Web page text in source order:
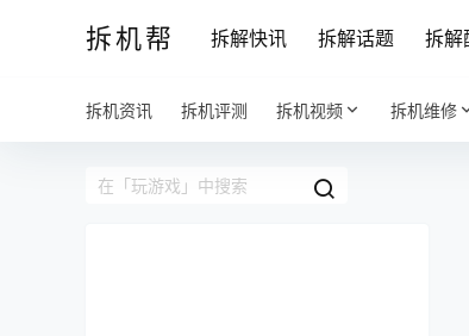
拆机帮 拆解快讯 拆解话题 拆解
拆机资讯 拆机评测 拆机视频 拆机维修